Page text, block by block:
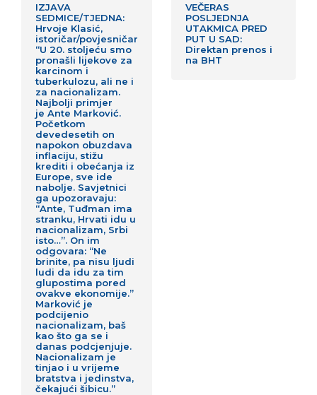
IZJAVA
SEDMICE/TJEDNA:
Hrvoje Klasić,
istoričar/povjesničar
“U 20. stoljeću smo
pronašli lijekove za
karcinom i
tuberkulozu, ali ne i
za nacionalizam.
Najbolji primjer
je Ante Marković.
Početkom
devedesetih on
napokon obuzdava
inflaciju, stižu
krediti i obećanja iz
Europe, sve ide
nabolje. Savjetnici
ga upozoravaju:
“Ante, Tuđman ima
stranku, Hrvati idu u
nacionalizam, Srbi
isto…”. On im
odgovara: “Ne
brinite, pa nisu ljudi
ludi da idu za tim
glupostima pored
ovakve ekonomije.”
Marković je
podcijenio
nacionalizam, baš
kao što ga se i
danas podcjenjuje.
Nacionalizam je
tinjao i u vrijeme
bratstva i jedinstva,
čekajući šibicu.”
VEČERAS
POSLJEDNJA
UTAKMICA PRED
PUT U SAD:
Direktan prenos i
na BHT